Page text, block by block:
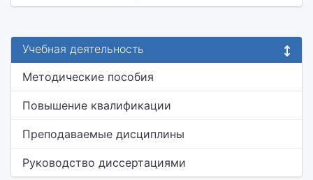
Учебная деятельность
Методические пособия
Повышение квалификации
Преподаваемые дисциплины
Руководство диссертациями